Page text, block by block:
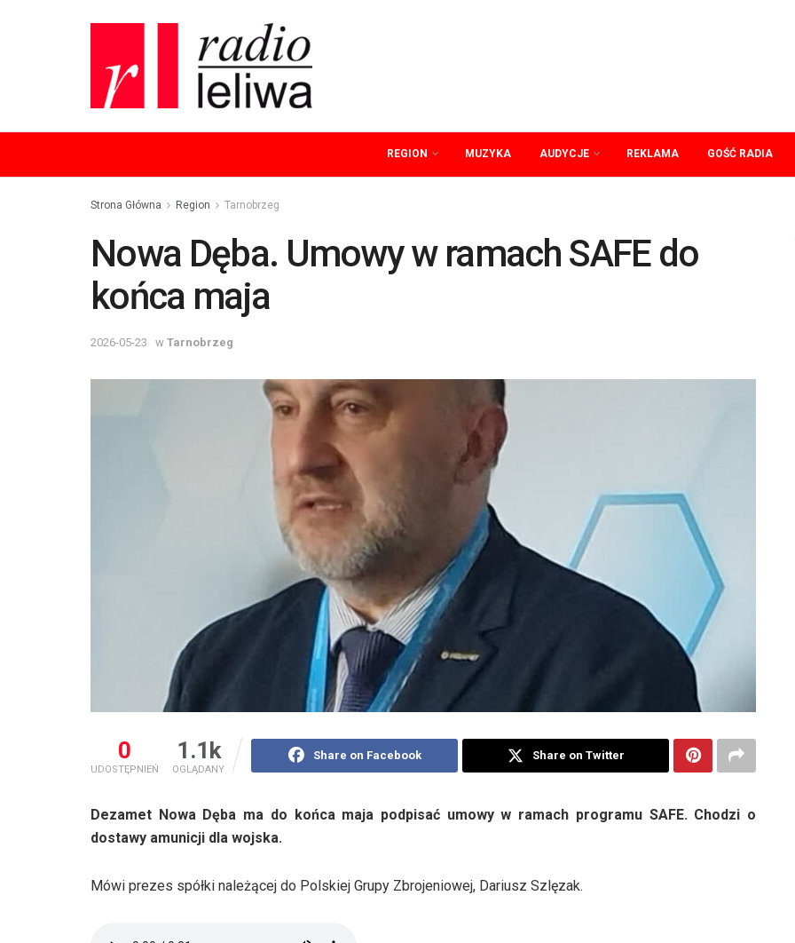
REGION MUZYKA AUDYCJE REKLAMA GOŚĆ RADIA
Strona Główna Region Tarnobrzeg
Nowa Dęba. Umowy w ramach SAFE do
końca maja
2026-05-23 w Tarnobrzeg
0
UDOSTĘPNIEŃ
1.1k
OGLĄDANY
Share on Facebook Share on Twitter
Dezamet Nowa Dęba ma do końca maja podpisać umowy w ramach programu SAFE. Chodzi o
dostawy amunicji dla wojska.
Mówi prezes spółki należącej do Polskiej Grupy Zbrojeniowej, Dariusz Szlęzak.